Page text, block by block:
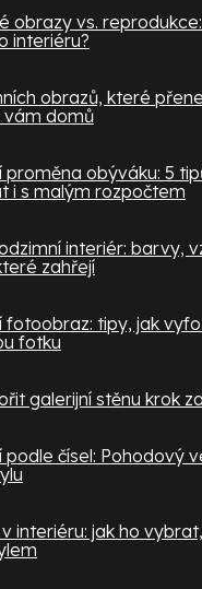
obrazy vs.
interiéru?
obrazů, které
vám domů
proměna obýváku: 5
i s malým rozpočtem
interiér: barvy,
zahřejí
fotoobraz: tipy, jak
fotku
galerijní stěnu krok
podle čísel: Pohodový
interiéru: jak ho